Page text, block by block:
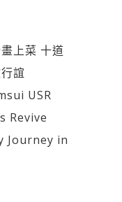
上菜 十道
誼
USR
Revive
Journey in